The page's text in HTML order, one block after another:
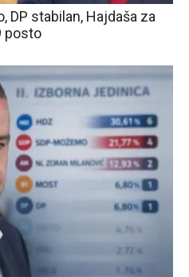
DP stabilan, Hajdaša za
posto